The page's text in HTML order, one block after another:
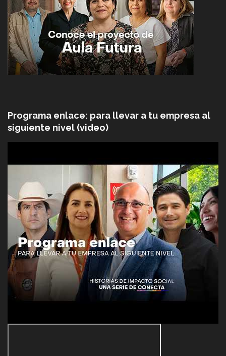
Programa enlace: para llevar a tu empresa al
siguiente nivel (video)